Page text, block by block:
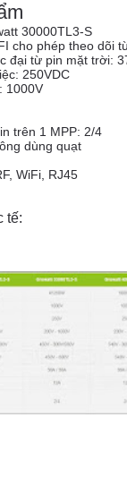
30000TL3-S
cho phép theo dõi
đại từ pin mặt trời:
250VDC
1000V
trên 1 MPP: 2/4
dùng quạt
WiFi, RJ45
tế: